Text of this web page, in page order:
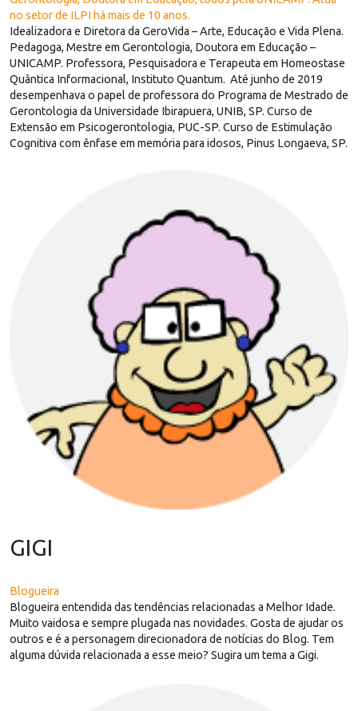
no setor de ILPI há mais de 10 anos.
Idealizadora e Diretora da GeroVida – Arte, Educação e Vida Plena.
Pedagoga, Mestre em Gerontologia, Doutora em Educação –
UNICAMP. Professora, Pesquisadora e Terapeuta em Homeostase
Quântica Informacional, Instituto Quantum. Até junho de 2019
desempenhava o papel de professora do Programa de Mestrado de
Gerontologia da Universidade Ibirapuera, UNIB, SP. Curso de
Extensão em Psicogerontologia, PUC-SP. Curso de Estimulação
Cognitiva com ênfase em memória para idosos, Pinus Longaeva, SP.
GIGI
Blogueira
Blogueira entendida das tendências relacionadas a Melhor Idade.
Muito vaidosa e sempre plugada nas novidades. Gosta de ajudar os
outros e é a personagem direcionadora de notícias do Blog. Tem
alguma dúvida relacionada a esse meio? Sugira um tema a Gigi.